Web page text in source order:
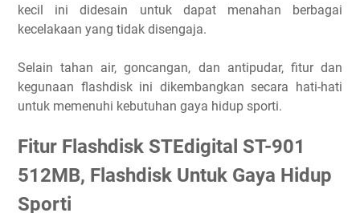
kecil ini didesain untuk dapat menahan berbagai
kecelakaan yang tidak disengaja.
Selain tahan air, goncangan, dan antipudar, fitur dan
kegunaan flashdisk ini dikembangkan secara hati-hati
untuk memenuhi kebutuhan gaya hidup sporti.
Fitur Flashdisk STEdigital ST-901
512MB, Flashdisk Untuk Gaya Hidup
Sporti